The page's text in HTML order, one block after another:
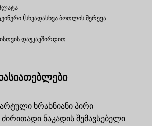
(სხვადასხვა ბოთლის შერევა
დაუკავშირდით
ხრახნიანი პირი
ნაკადის შემავსებელი